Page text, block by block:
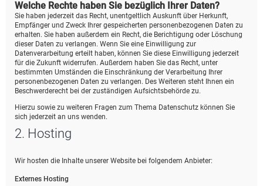
Welche Rechte haben Sie bezüglich Ihrer Daten?
Sie haben jederzeit das Recht, unentgeltlich Auskunft über Herkunft,
Empfänger und Zweck Ihrer gespeicherten personenbezogenen Daten zu
erhalten. Sie haben außerdem ein Recht, die Berichtigung oder Löschung
dieser Daten zu verlangen. Wenn Sie eine Einwilligung zur
Datenverarbeitung erteilt haben, können Sie diese Einwilligung jederzeit
für die Zukunft widerrufen. Außerdem haben Sie das Recht, unter
bestimmten Umständen die Einschränkung der Verarbeitung Ihrer
personenbezogenen Daten zu verlangen. Des Weiteren steht Ihnen ein
Beschwerderecht bei der zuständigen Aufsichtsbehörde zu.
Hierzu sowie zu weiteren Fragen zum Thema Datenschutz können Sie
sich jederzeit an uns wenden.
2. Hosting
Wir hosten die Inhalte unserer Website bei folgendem Anbieter:
Externes Hosting